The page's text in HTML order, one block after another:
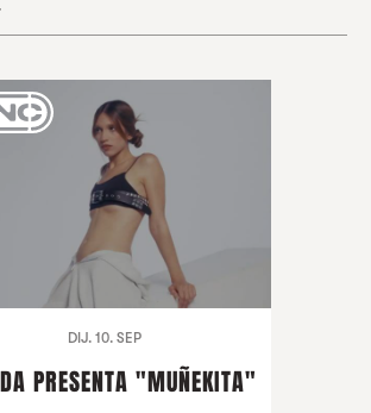
DIJ. 10. SEP
PRESENTA "MUÑEKITA"